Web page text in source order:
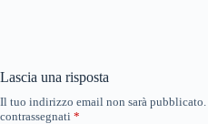
Lascia una risposta
Il tuo indirizzo email non sarà pubblicato.
contrassegnati *